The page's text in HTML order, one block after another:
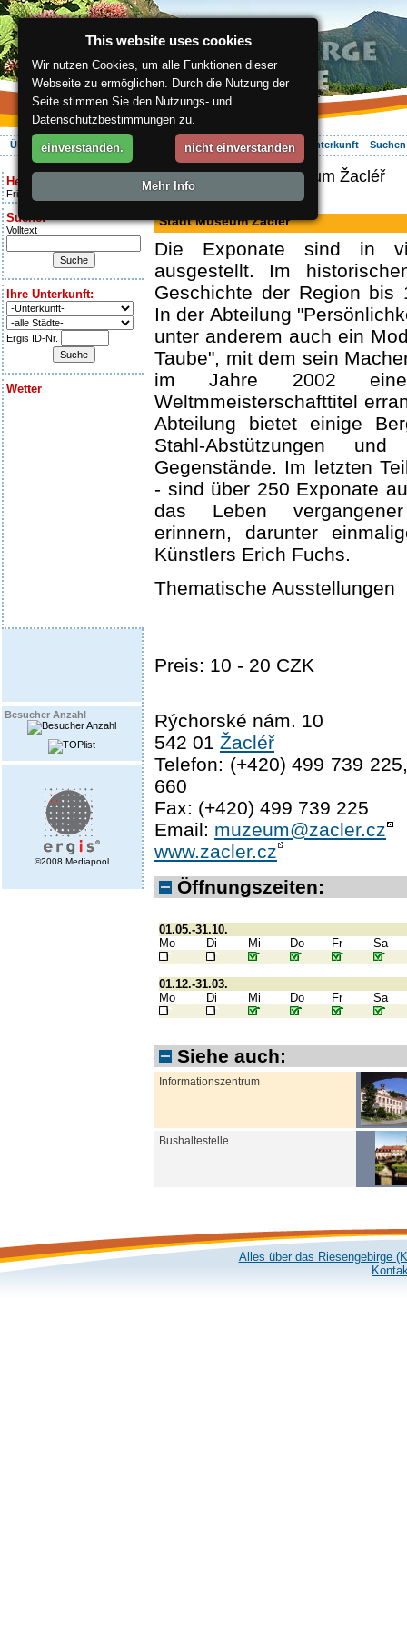
Über die Region Aktiv Erleben Entspannung Ihr Urlaub Unterkunft
Heute ist:
Friday 7.08.2026
Suche:
Volltext
Ihre Unterkunft:
Ergis ID-Nr.
Wetter
Besucher Anzahl
©2008 Mediapool
ergis.cz> Stadt Museum Žacléř
Museum
Stadt Museum Žacléř
Die Exponate sind in
ausgestellt. Im
Geschichte der Region bis
In der Abteilung
unter anderem auch ein
Taube", mit dem sein
im Jahre 2002
Weltmmeisterschafttitel
Abteilung bietet einige
Stahl-Abstützungen
Gegenstände. Im letzten
- sind über 250 Exponate
das Leben
erinnern, darunter
Künstlers Erich Fuchs.
Thematische Ausstellungen
Preis: 10 - 20 CZK
Rýchorské nám. 10
542 01 Žacléř
Telefon: (+420) 499 739
660
Fax: (+420) 499 739 225
Email: muzeum@zacler.cz
www.zacler.cz
Öffnungszeiten:
01.05.-31.10.
Mo
Di Mi Do Fr Sa
01.12.-31.03.
Mo
Di Mi Do Fr Sa
Siehe auch:
Informationszentrum
Bushaltestelle
Alles über das Riesengebirge
This website uses cookies
Wir nutzen Cookies, um alle Funktionen dieser
Webseite zu ermöglichen. Durch die Nutzung der
Seite stimmen Sie den Nutzungs- und
Datenschutzbestimmungen zu.
einverstanden. nicht einverstanden
Mehr Info